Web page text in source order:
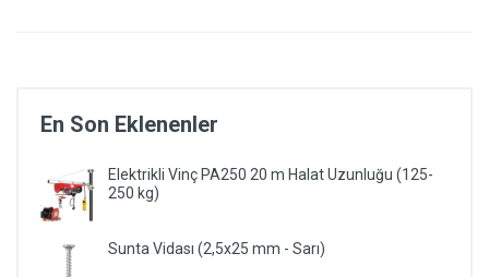
En Son Eklenenler
Elektrikli Vinç PA250 20 m Halat Uzunluğu (125-
250 kg)
Sunta Vidası (2,5x25 mm - Sarı)